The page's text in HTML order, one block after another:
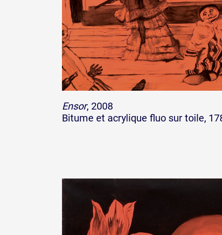
Ensor, 2008
Bitume et acrylique fluo sur toile,